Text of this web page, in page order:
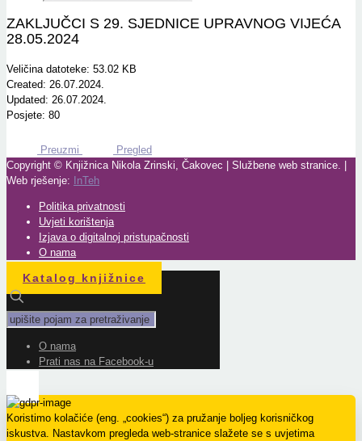
ZAKLJUČCI S 29. SJEDNICE UPRAVNOG VIJEĆA
28.05.2024
Veličina datoteke: 53.02 KB
Created: 26.07.2024.
Updated: 26.07.2024.
Posjete: 80
Preuzmi
Pregled
Copyright © Knjižnica Nikola Zrinski, Čakovec | Službene web stranice. |
Web rješenje:
InTeh
Politika privatnosti
Uvjeti korištenja
Izjava o digitalnoj pristupačnosti
O nama
Katalog knjižnice
O nama
Prati nas na Facebook-u
Koristimo kolačiće (eng. „cookies“) za pružanje boljeg korisničkog
iskustva. Nastavkom pregleda web-stranice slažete se s uvjetima